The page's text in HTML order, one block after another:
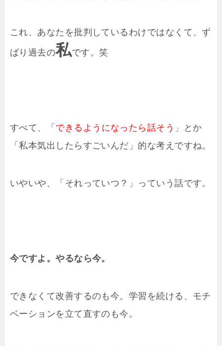
これ、あなたを批判しているわけではなくて、ず
ばり過去の私です。笑
すべて、 「できるようになったら話そう」
とか
「私本気出したらすごいんだ」的な考えですね。
いやいや、「それっていつ？」っていう話です。
今ですよ。やるなら今。
できなくて改善するのも今。学習を続ける、モチ
ベーションを立て直すのも今。